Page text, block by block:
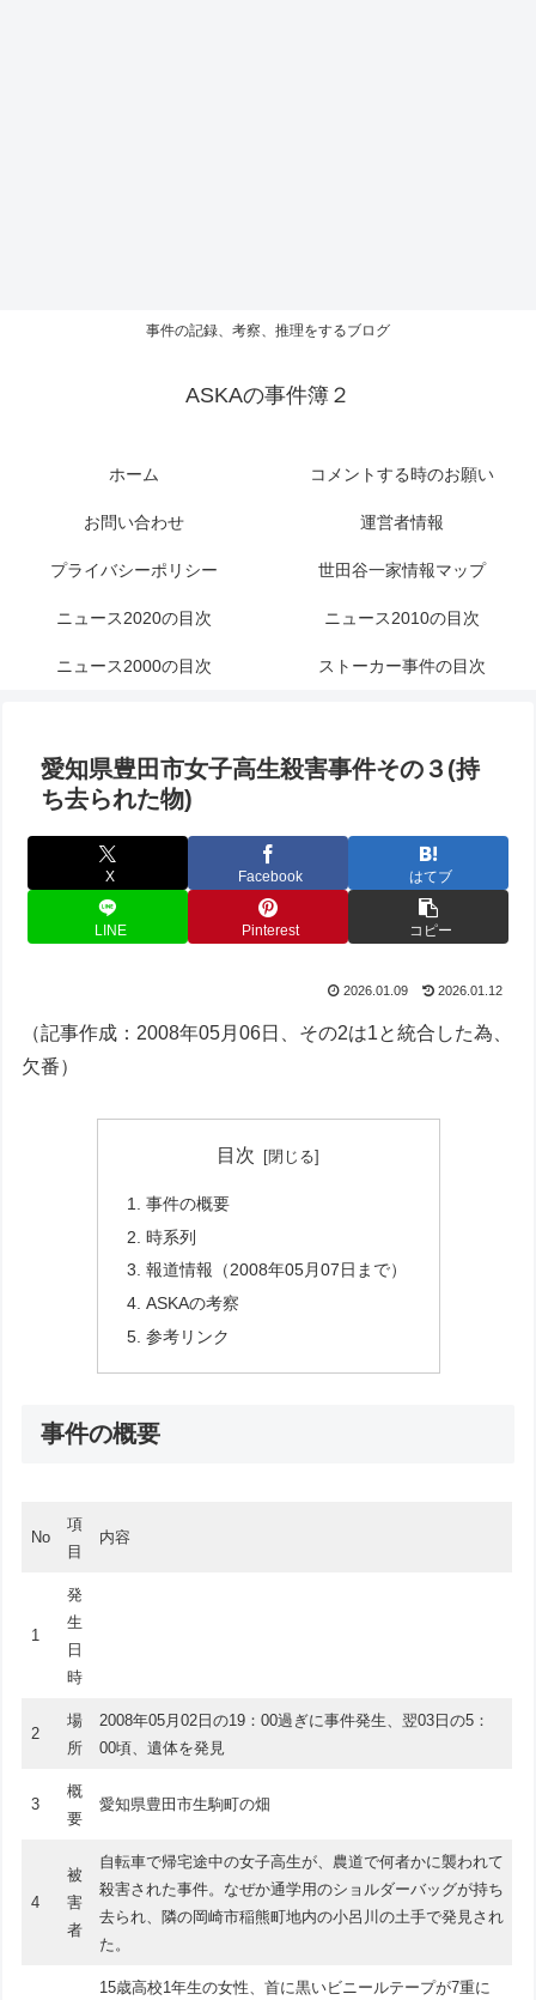
事件の記録、考察、推理をするブログ
ASKAの事件簿２
ホーム コメントする時のお願い
お問い合わせ 運営者情報
プライバシーポリシー 世田谷一家情報マップ
ニュース2020の目次 ニュース2010の目次
ニュース2000の目次 ストーカー事件の目次
愛知県豊田市女子高生殺害事件その３(持
ち去られた物)
X Facebook はてブ
LINE Pinterest コピー
2026.01.09 2026.01.12
（記事作成：2008年05月06日、その2は1と統合した為、
欠番）
目次
事件の概要
時系列
報道情報（2008年05月07日まで）
ASKAの考察
参考リンク
事件の概要
No
項
目
内容
1
発
生
日
時
2
場
所
2008年05月02日の19：00過ぎに事件発生、翌03日の5：
00頃、遺体を発見
3
概
要
愛知県豊田市生駒町の畑
4
被
害
者
自転車で帰宅途中の女子高生が、農道で何者かに襲われて
殺害された事件。なぜか通学用のショルダーバッグが持ち
去られ、隣の岡崎市稲熊町地内の小呂川の土手で発見され
た。
15歳高校1年生の女性、首に黒いビニールテープが7重に